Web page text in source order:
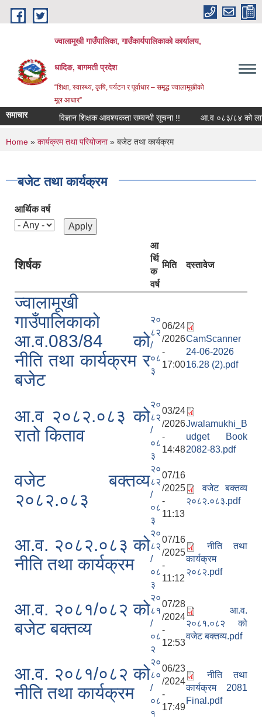
Skip to main content
ज्वालामूखी गाउँपालिका, गाउँकार्यपालिकाको कार्यालय,
धादिङ, बागमती प्रदेश
“शिक्षा, स्वास्थ्य, कृषि, पर्यटन र पूर्वाधार – समृद्ध ज्वालामूखीको
मूल आधार”
समाचार विज्ञान शिक्षक आवश्यकता सम्बन्धी सूचना !! आ.व ०८३/८४ को लागि
You are here
Home » कार्यक्रम तथा परियोजना» बजेट तथा कार्यक्रम
बजेट तथा कार्यक्रम
आर्थिक वर्ष
शिर्षक
आ
र्थि
क
वर्ष
मिति दस्तावेज
ज्वालामूखी
गाउँपालिकाको
आ.व.083/84 को
नीति तथा कार्यक्रम र
बजेट
२०
८२
/
०८
३
06/24
/2026
-
17:00
CamScanner
24-06-2026
16.28 (2).pdf
आ.व २०८२.०८३ को
रातो किताव
२०
८२
/
०८
३
03/24
/2026
-
14:48
Jwalamukhi_B
udget Book
2082-83.pdf
वजेट बक्तव्य
२०८२.०८३
२०
८२
/
०८
३
07/16
/2025
-
11:13
वजेट बक्तव्य
२०८२.०८३.pdf
आ.व. २०८२.०८३ को
नीति तथा कार्यक्रम
२०
८२
/
०८
३
07/16
/2025
-
11:12
नीति तथा
कार्यक्रम
२०८२.pdf
आ.व. २०८१/०८२ को
बजेट बक्तव्य
२०
८१
/
०८
२
07/28
/2024
-
12:53
आ.व.
२०८१.०८२ को
वजेट बक्तव्य.pdf
आ.व. २०८१/०८२ को
नीति तथा कार्यक्रम
२०
८०
/
०८
१
06/23
/2024
-
17:49
नीति तथा
कार्यक्रम 2081
Final.pdf